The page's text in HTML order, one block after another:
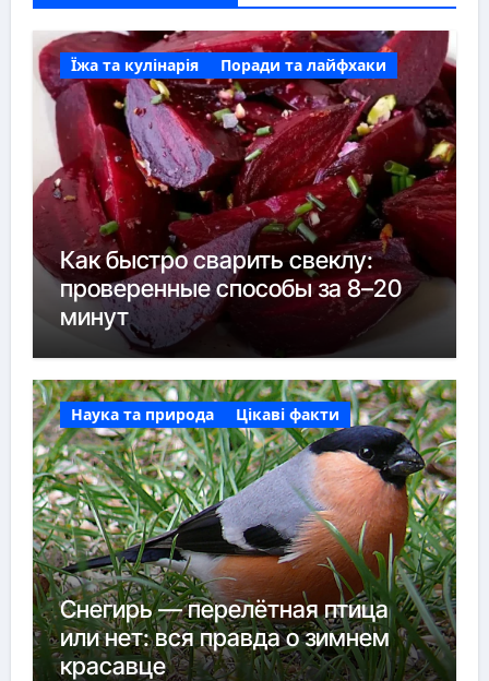
Їжа та кулінарія Поради та лайфхаки
Как быстро сварить свеклу:
проверенные способы за 8–20
минут
Наука та природа Цікаві факти
Снегирь — перелётная птица
или нет: вся правда о зимнем
красавце